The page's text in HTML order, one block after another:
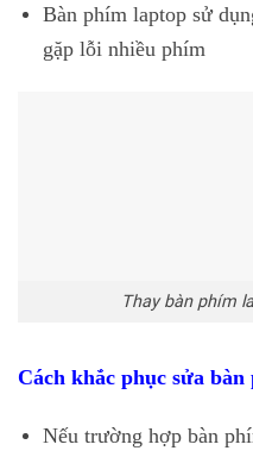
Bàn phím laptop sử
gặp lỗi nhiều phím
Thay bàn phím
Cách khắc phục sửa
Nếu trường hợp bàn